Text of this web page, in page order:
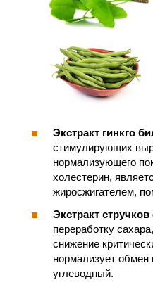
Экстракт гинкго
стимулирующих
нормализующего
холестерин,
жиросжигателем,
Экстракт
переработку
снижение
нормализует
углеводный.